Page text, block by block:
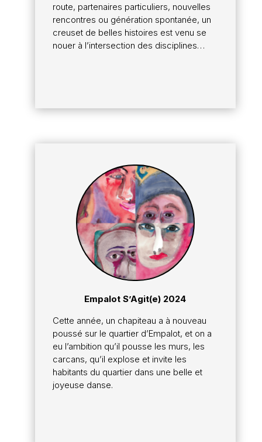
route, partenaires particuliers, nouvelles
rencontres ou génération spontanée, un
creuset de belles histoires est venu se
nouer à l’intersection des disciplines…
Empalot S’Agit(e) 2024
Cette année, un chapiteau a à nouveau
poussé sur le quartier d’Empalot, et on a
eu l’ambition qu’il pousse les murs, les
carcans, qu’il explose et invite les
habitants du quartier dans une belle et
joyeuse danse.